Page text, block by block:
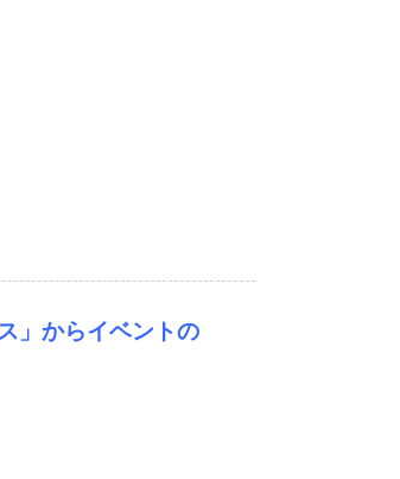
」からイベントの